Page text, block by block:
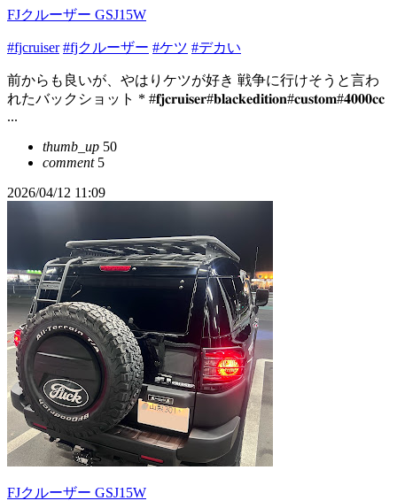
FJクルーザー GSJ15W
#fjcruiser #fjクルーザー #ケツ #デカい
前からも良いが、やはりケツが好き 戦争に行けそうと言わ
れたバックショット * #𝐟𝐣𝐜𝐫𝐮𝐢𝐬𝐞𝐫#𝐛𝐥𝐚𝐜𝐤𝐞𝐝𝐢𝐭𝐢𝐨𝐧#𝐜𝐮𝐬𝐭𝐨𝐦#𝟒𝟎𝟎𝟎𝐜𝐜
...
thumb_up 50
comment5
2026/04/12 11:09
FJクルーザー GSJ15W